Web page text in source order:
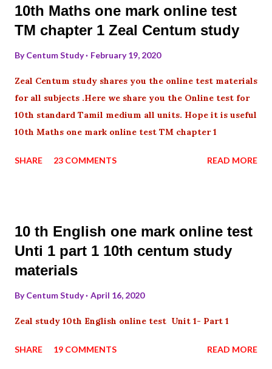
10th Maths one mark online test
TM chapter 1 Zeal Centum study
ByCentum Study February 19, 2020
Zeal Centum study shares you the online test materials
for all subjects .Here we share you the Online test for
10th standard Tamil medium all units. Hope it is useful
10th Maths one mark online test TM chapter 1
SHARE 23 COMMENTS READ MORE
10 th English one mark online test
Unti 1 part 1 10th centum study
materials
ByCentum Study April 16, 2020
Zeal study 10th English online test Unit 1- Part 1
SHARE 19 COMMENTS READ MORE